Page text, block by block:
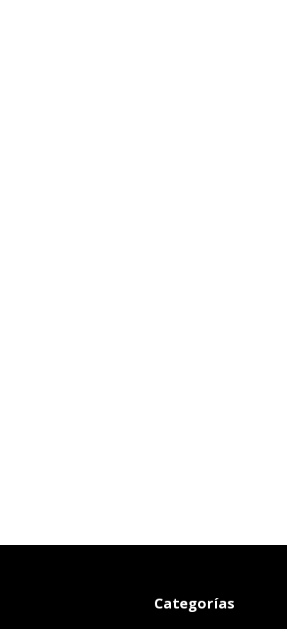
Categorías